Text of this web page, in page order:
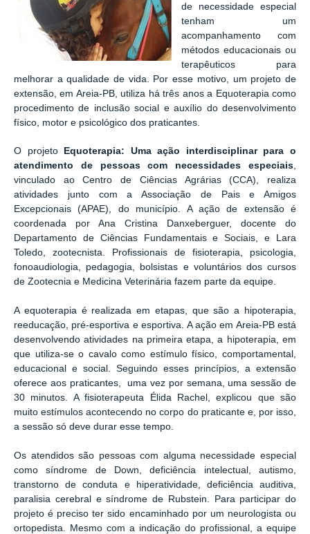
de necessidade especial
tenham um
acompanhamento com
métodos educacionais ou
terapêuticos para
melhorar a qualidade de vida. Por esse motivo, um projeto de
extensão, em Areia-PB, utiliza há três anos a Equoterapia como
procedimento de inclusão social e auxílio do desenvolvimento
físico, motor e psicológico dos praticantes.
O projeto
Equoterapia: Uma ação interdisciplinar para o
atendimento de pessoas com necessidades especiais,
vinculado ao Centro de Ciências Agrárias (CCA), realiza
atividades junto com a Associação de Pais e Amigos
Excepcionais (APAE), do município. A ação de extensão é
coordenada por Ana Cristina Danxeberguer, docente do
Departamento de Ciências Fundamentais e Sociais, e Lara
Toledo, zootecnista. Profissionais de fisioterapia, psicologia,
fonoaudiologia, pedagogia, bolsistas e voluntários dos cursos
de Zootecnia e Medicina Veterinária fazem parte da equipe.
A equoterapia é realizada em etapas, que são a hipoterapia,
reeducação, pré-esportiva e esportiva. A ação em Areia-PB está
desenvolvendo atividades na primeira etapa, a hipoterapia, em
que utiliza-se o cavalo como estímulo físico, comportamental,
educacional e social. Seguindo esses princípios, a extensão
oferece aos praticantes, uma vez por semana, uma sessão de
30 minutos. A fisioterapeuta Élida Rachel, explicou que são
muito estímulos acontecendo no corpo do praticante e, por isso,
a sessão só deve durar esse tempo.
Os atendidos são pessoas com alguma necessidade especial
como síndrome de Down, deficiência intelectual, autismo,
transtorno de conduta e hiperatividade, deficiência auditiva,
paralisia cerebral e síndrome de Rubstein. Para participar do
projeto é preciso ter sido encaminhado por um neurologista ou
ortopedista. Mesmo com a indicação do profissional, a equipe